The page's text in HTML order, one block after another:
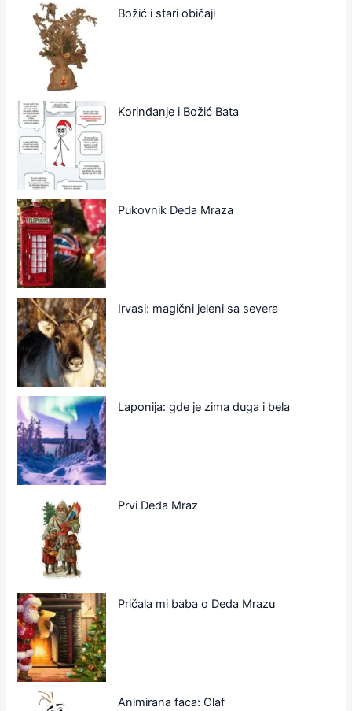
Božić i stari običaji
Korinđanje i Božić Bata
Pukovnik Deda Mraza
Irvasi: magični jeleni sa severa
Laponija: gde je zima duga i bela
Prvi Deda Mraz
Pričala mi baba o Deda Mrazu
Animirana faca: Olaf